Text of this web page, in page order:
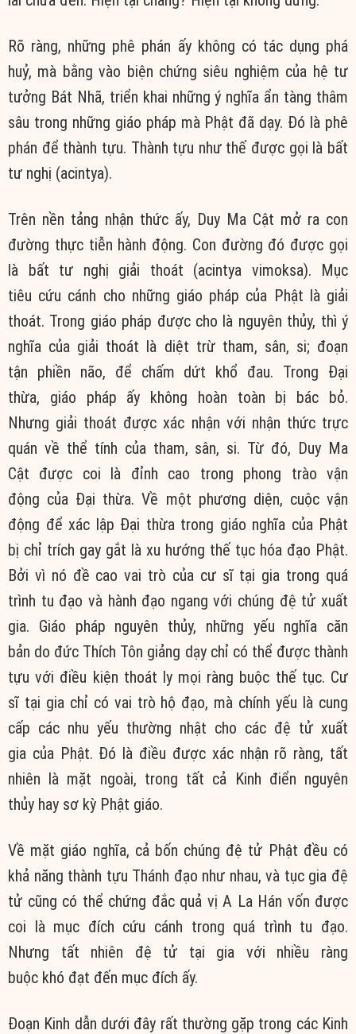
Rõ ràng, những phê phán ấy không có tác dụng phá
huỷ, mà bằng vào biện chứng siêu nghiệm của hệ tư
tưởng Bát Nhã, triển khai những ý nghĩa ẩn tàng thâm
sâu trong những giáo pháp mà Phật đã dạy. Đó là phê
phán để thành tựu. Thành tựu như thế được gọi là bất
tư nghị (acintya).
Trên nền tảng nhận thức ấy, Duy Ma Cật mở ra con
đường thực tiễn hành động. Con đường đó được gọi
là bất tư nghị giải thoát (acintya vimoksa). Mục
tiêu cứu cánh cho những giáo pháp của Phật là giải
thoát. Trong giáo pháp được cho là nguyên thủy, thì ý
nghĩa của giải thoát là diệt trừ tham, sân, si; đoạn
tận phiền não, để chấm dứt khổ đau. Trong Đại
thừa, giáo pháp ấy không hoàn toàn bị bác bỏ.
Nhưng giải thoát được xác nhận với nhận thức trực
quán về thể tính của tham, sân, si. Từ đó, Duy Ma
Cật được coi là đỉnh cao trong phong trào vận
động của Đại thừa. Về một phương diện, cuộc vận
động để xác lập Đại thừa trong giáo nghĩa của Phật
bị chỉ trích gay gắt là xu hướng thế tục hóa đạo Phật.
Bởi vì nó đề cao vai trò của cư sĩ tại gia trong quá
trình tu đạo và hành đạo ngang với chúng đệ tử xuất
gia. Giáo pháp nguyên thủy, những yếu nghĩa căn
bản do đức Thích Tôn giảng dạy chỉ có thể được thành
tựu với điều kiện thoát ly mọi ràng buộc thế tục. Cư
sĩ tại gia chỉ có vai trò hộ đạo, mà chính yếu là cung
cấp các nhu yếu thường nhật cho các đệ tử xuất
gia của Phật. Đó là điều được xác nhận rõ ràng, tất
nhiên là mặt ngoài, trong tất cả Kinh điển nguyên
thủy hay sơ kỳ Phật giáo.
Về mặt giáo nghĩa, cả bốn chúng đệ tử Phật đều có
khả năng thành tựu Thánh đạo như nhau, và tục gia đệ
tử cũng có thể chứng đắc quả vị A La Hán vốn được
coi là mục đích cứu cánh trong quá trình tu đạo.
Nhưng tất nhiên đệ tử tại gia với nhiều ràng
buộc khó đạt đến mục đích ấy.
Đoạn Kinh dẫn dưới đây rất thường gặp trong các Kinh